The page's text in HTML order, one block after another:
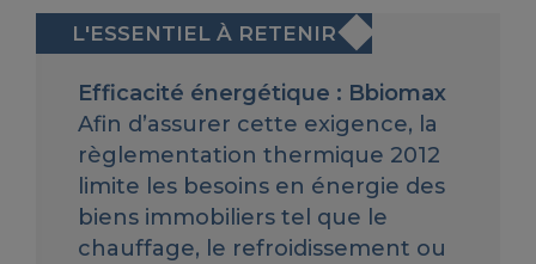
Efficacité énergétique : Bbiomax
Afin d’assurer cette exigence, la
règlementation thermique 2012
limite les besoins en énergie des
biens immobiliers tel que le
chauffage, le refroidissement ou